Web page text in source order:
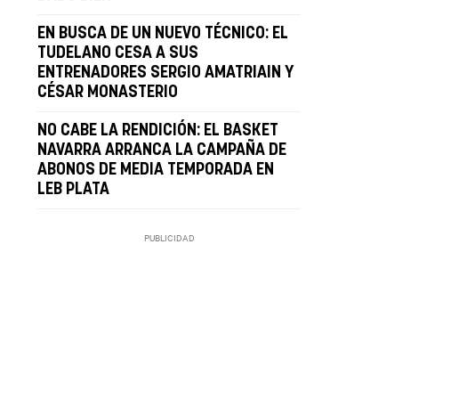
EN BUSCA DE UN NUEVO TÉCNICO: EL
TUDELANO CESA A SUS
ENTRENADORES SERGIO AMATRIAIN Y
CÉSAR MONASTERIO
NO CABE LA RENDICIÓN: EL BASKET
NAVARRA ARRANCA LA CAMPAÑA DE
ABONOS DE MEDIA TEMPORADA EN
LEB PLATA